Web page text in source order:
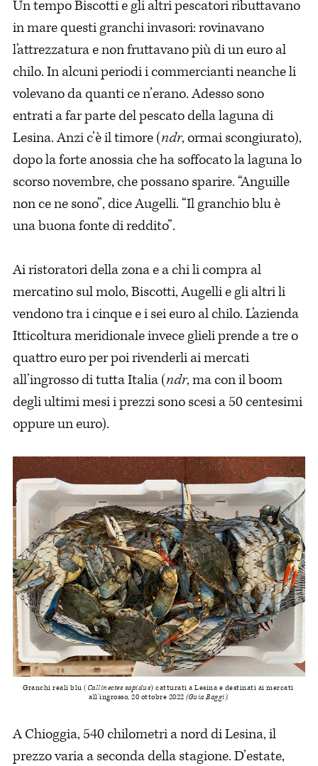
Un tempo Biscotti e gli altri pescatori ributtavano
in mare questi granchi invasori: rovinavano
l’attrezzatura e non fruttavano più di un euro al
chilo. In alcuni periodi i commercianti neanche li
volevano da quanti ce n’erano. Adesso sono
entrati a far parte del pescato della laguna di
Lesina. Anzi c’è il timore (ndr, ormai scongiurato),
dopo la forte anossia che ha soffocato la laguna lo
scorso novembre, che possano sparire. “Anguille
non ce ne sono”, dice Augelli. “Il granchio blu è
una buona fonte di reddito”.
Ai ristoratori della zona e a chi li compra al
mercatino sul molo, Biscotti, Augelli e gli altri li
vendono tra i cinque e i sei euro al chilo. L’azienda
Itticoltura meridionale invece glieli prende a tre o
quattro euro per poi rivenderli ai mercati
all’ingrosso di tutta Italia (ndr, ma con il boom
degli ultimi mesi i prezzi sono scesi a 50 centesimi
oppure un euro).
Granchi reali blu (Callinectes sapidus) catturati a Lesina e destinati ai mercati
all'ingrosso, 20 ottobre 2022 (Guia Baggi).
A Chioggia, 540 chilometri a nord di Lesina, il
prezzo varia a seconda della stagione. D’estate,